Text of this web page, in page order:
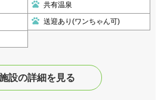
共有温泉
送迎あり(ワンちゃん可)
設の詳細を見る